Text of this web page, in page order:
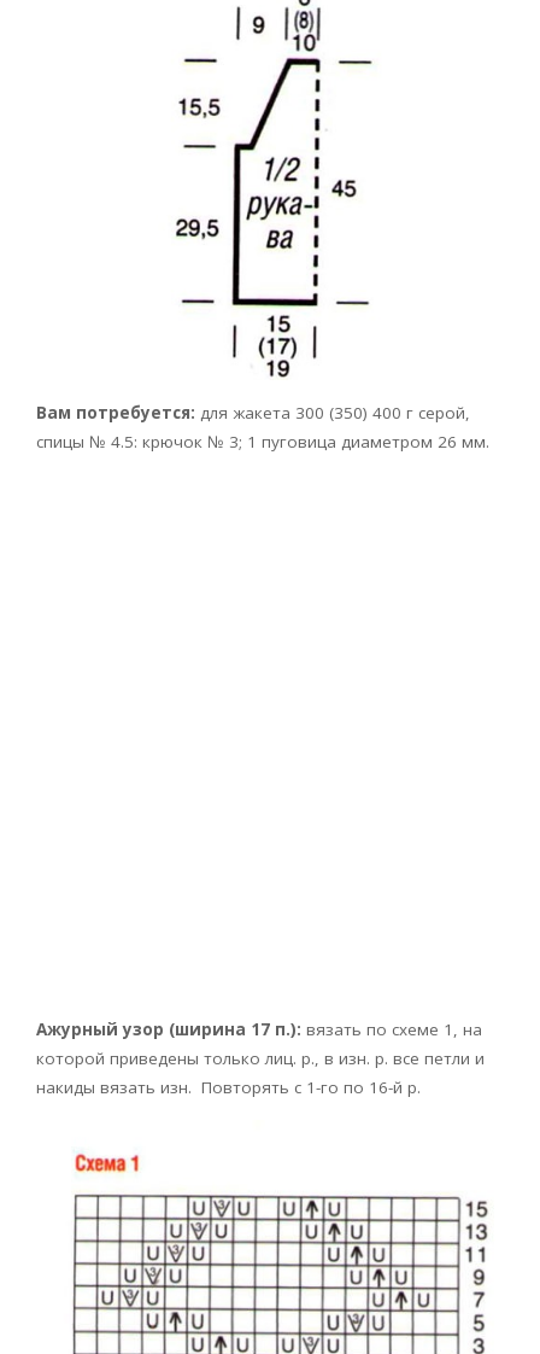
Вам потребуется: для жакета 300 (350) 400 г серой,
спицы № 4.5: крючок № 3; 1 пуговица диаметром 26 мм.
Ажурный узор (ширина 17 п.): вязать по схеме 1, на
которой приведены только лиц. р., в изн. р. все петли и
накиды вязать изн. Повторять с 1-го по 16-й р.